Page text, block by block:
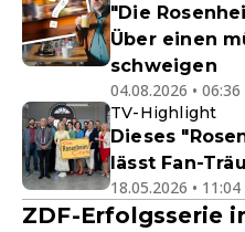
"Die
Über einen
schweigen
04.08.2026 •
TV-Highlight
Dieses
lässt Fan-
18.05.2026 •
ZDF-Erfolgsserie